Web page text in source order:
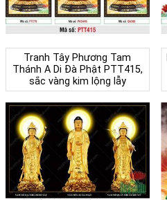
Tranh Tây Phương Tam
Thánh A Di Đà Phật PTT415,
sắc vàng kim lộng lẫy